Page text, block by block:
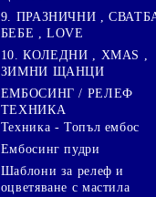
9. ПРАЗНИЧНИ , СВАТБА
БЕБЕ , LOVE
10. КОЛЕДНИ , XMAS ,
ЗИМНИ ЩАНЦИ
ЕМБОСИНГ / РЕЛЕФ
ТЕХНИКА
Техника - Топъл ембос
Ембосинг пудри
Шаблони за релеф и
оцветяване с мастила